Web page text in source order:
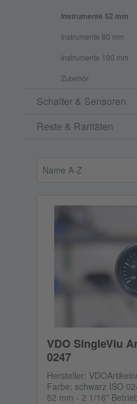
Instrumente 52 mm
Instrumente 80 mm
Instrumente 100 mm
Zubehör
Schalter & Sensoren
Reste & Raritäten
VDO SingleViu
0247
Hersteller:
Farbe: schwarz ISO
52 mm - 2 1/16"